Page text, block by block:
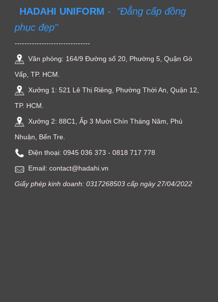
HADAHI UNIFORM - "Đẳng cấp đồng
phục đẹp"
-------------------------------
Văn phòng: 164/9 Đường số 20, Phường 5, Quận Gò
Vấp, TP. HCM.
Xưởng 1: 521 Lê Thị Riêng, Phường Thới An, Quận 12,
TP. HCM.
Xưởng 2: 88C1, Ấp 3 Mười Chín Tháng Năm, Phú
Nhuận, Bến Tre.
Điện thoại: ‭0945 036 373‬ - 0818 717 778
Email: contact@hadahi.vn
Giấy phép kinh doanh: 0317268503 cấp ngày 27/04/2022